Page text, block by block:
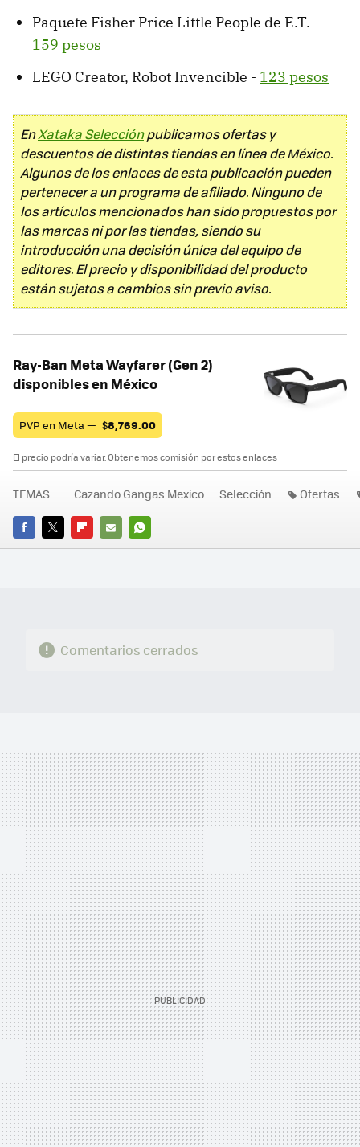
Paquete Fisher Price Little People de E.T. -
159 pesos
LEGO Creator, Robot Invencible - 123 pesos
EnXataka Selecciónpublicamos ofertas y
descuentos de distintas tiendas en línea de México.
Algunos de los enlaces de esta publicación pueden
pertenecer a un programa de afiliado. Ninguno de
los artículos mencionados han sido propuestos por
las marcas ni por las tiendas, siendo su
introducción una decisión única del equipo de
editores. El precio y disponibilidad del producto
están sujetos a cambios sin previo aviso.
Ray-Ban Meta Wayfarer (Gen 2)
disponibles en México
PVP en Meta — $8,769.00
El precio podría variar. Obtenemos comisión por estos enlaces
FACEBOOK
TWITTERFLIPBOARD
E-
WHATSAPP
TEMAS Cazando Gangas Mexico Selección Ofertas
Comentarios cerrados